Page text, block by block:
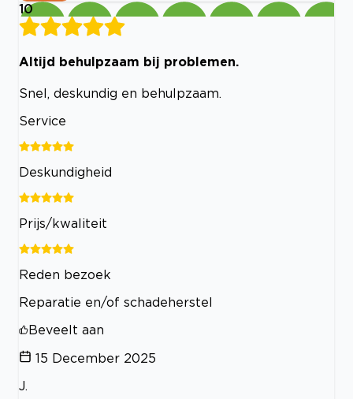
10
Altijd behulpzaam bij problemen.
Snel, deskundig en behulpzaam.
Service
Deskundigheid
Prijs/kwaliteit
Reden bezoek
Reparatie en/of schadeherstel
Beveelt aan
15 December 2025
J.